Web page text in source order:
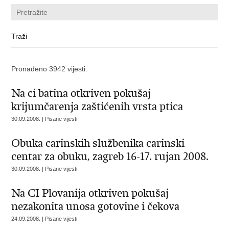
Pronađeno 3942 vijesti.
Na ci batina otkriven pokušaj
krijumčarenja zaštićenih vrsta ptica
30.09.2008. | Pisane vijesti
Obuka carinskih službenika carinski
centar za obuku, zagreb 16-17. rujan 2008.
30.09.2008. | Pisane vijesti
Na CI Plovanija otkriven pokušaj
nezakonita unosa gotovine i čekova
24.09.2008. | Pisane vijesti